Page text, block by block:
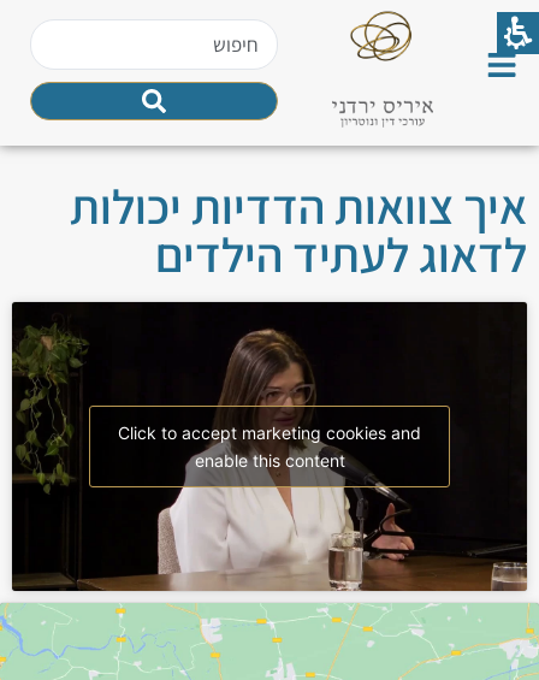
איך צוואות הדדיות יכולות
לדאוג לעתיד הילדים
Click to accept marketing cookies and
enable this content